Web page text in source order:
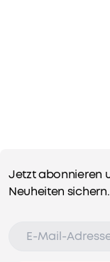
Jetzt abonnieren
Neuheiten sichern.